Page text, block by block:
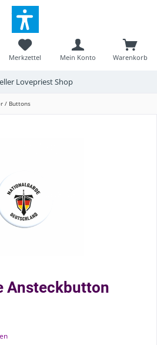
Warenkorb
Merkzettel Mein Konto
Lovepriest Shop
/ Buttons
Ansteckbutton